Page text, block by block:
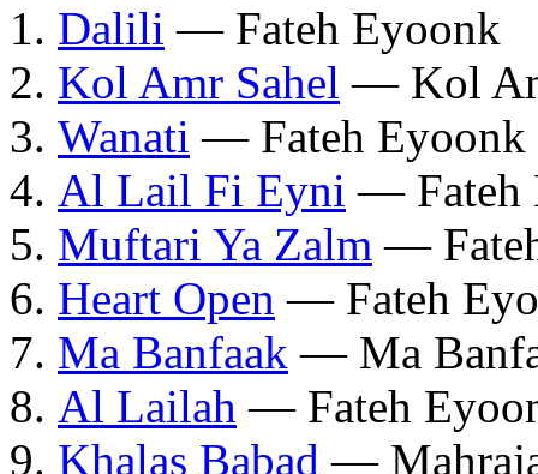
Dalili — Fateh Eyoonk
Kol Amr Sahel — Kol
Wanati — Fateh Eyoonk
Al Lail Fi Eyni — Fateh
Muftari Ya Zalm —
Heart Open — Fateh
Ma Banfaak — Ma
Al Lailah — Fateh
Khalas Babad —